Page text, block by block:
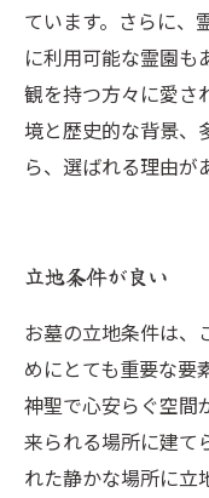
ています。さらに、
に利用可能な霊園も
観を持つ方々に愛さ
境と歴史的な背景、
ら、選ばれる理由が
立地条件が良い
お墓の立地条件は、
めにとても重要な要
神聖で心安らぐ空間
来られる場所に建て
れた静かな場所に立